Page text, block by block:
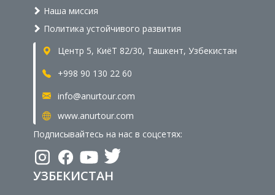
Наша миссия
Политика устойчивого развития
Центр 5, КиёТ 82/30, Ташкент, Узбекистан
+998 90 130 22 60
info@anurtour.com
www.anurtour.com
Подписывайтесь на нас в соцсетях:
УЗБЕКИСТАН